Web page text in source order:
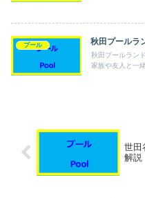
プール 秋田プールラ
秋田プールラン
家族や友人と一
世田
解説